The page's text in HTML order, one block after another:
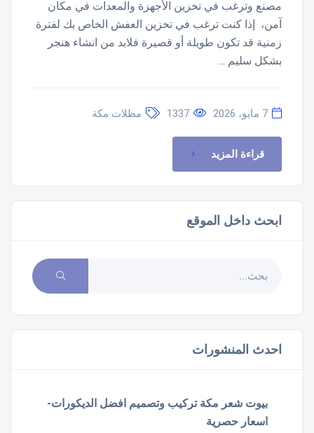
مصنع وترغب في تخزين الأجهزة والمعدات في مكان
آمن، إذا كنت ترغب في تخزين العفش الخاص بك لفترة
زمنية قد تكون طويلة أو قصيرة فلابد من انشاء هنجر
بشكل سليم …
7 مايو، 2026 1337 مظلات مكة
قراءة المزيد
ابحث داخل الموقع
احدث المنشورات
بيوت شعر مكة تركيب وتصميم افضل الديكورات-
اسعار حصرية